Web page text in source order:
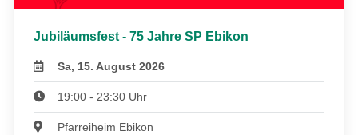
Jubiläumsfest - 75 Jahre SP Ebikon
Sa, 15. August 2026
19:00 - 23:30 Uhr
Pfarreiheim Ebikon